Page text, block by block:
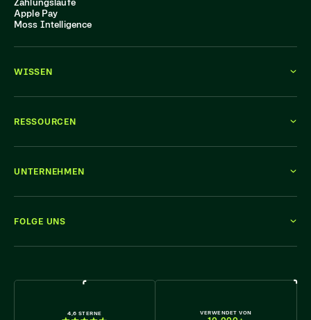
4,6 STERNE VERWENDET VON
Apple Pay
Moss Intelligence
WISSEN
RESSOURCEN
UNTERNEHMEN
FOLGE UNS